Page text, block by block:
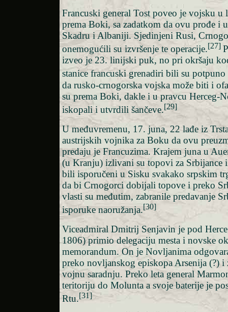
Francuski general Tost poveo je vojsku u
prema Boki, sa zadatkom da ovu prođe i
Skadru i Albaniji. Sjedinjeni Rusi,
onemogućili su izvršenje te operacije.[27]
izveo je 23. linijski puk, no pri okršaju
stanice francuski grenadiri bili su potpuno
da rusko-crnogorska vojska može biti i
su prema Boki, dakle i u pravcu Herceg-
iskopali i utvrdili šančeve.[29]
U međuvremenu, 17. juna, 22 lađe iz
austrijskih vojnika za Boku da ovu
predaju je Francuzima. Krajem juna u
(u Kranju) izlivani su topovi za Srbijance
bili isporučeni u Sisku svakako srpskim
da bi Crnogorci dobijali topove i preko
vlasti su međutim, zabranile predavanje
isporuke naoružanja.[30]
Viceadmiral Dmitrij Senjavin je pod
1806) primio delegaciju mesta i novske
memorandum. On je Novljanima
preko novljanskog episkopa Arsenija (?) i
vojnu saradnju. Preko leta general
teritoriju do Molunta a svoje baterije je
Rtu.[31]